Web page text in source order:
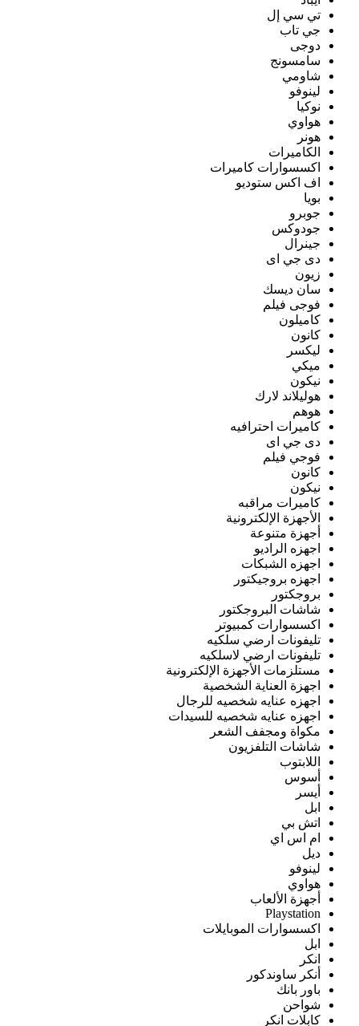
تي سي إل
جي تاب
دوجى
سامسونج
شاومي
لينوفو
نوكيا
هواوي
هونر
الكاميرات
اكسسوارات كاميرات
اف اكس ستوديو
بويا
جوبرو
جودوكس
جينرال
دى جي اى
زيون
سان ديسك
فوجى فيلم
كاميلون
كانون
ليكسر
ميكي
نيكون
هوليلاند لارك
هوهم
كاميرات احترافيه
دى جي اى
فوجي فيلم
كانون
نيكون
كاميرات مراقبه
الأجهزة الإلكترونية
أجهزة متنوعة
اجهزه الراديو
اجهزه الشبكات
اجهزه بروجيكتور
بروجكتور
شاشات البروجكتور
اكسسوارات كمبيوتر
تليفونات ارضي سلكيه
تليفونات ارضي لاسلكيه
مستلزمات الأجهزة الإلكترونية
اجهزة العناية الشخصية
اجهزه عنايه شخصيه للرجال
اجهزه عنايه شخصيه للسيدات
مكواة ومجفف الشعر
شاشات التلفزيون
اللابتوب
أسوس
أيسر
ابل
اتش بي
ام اس اي
ديل
لينوفو
هواوي
أجهزة الألعاب
Playstation
اكسسوارات الموبايلات
ابل
انكر
أنكر ساوندكور
باور بانك
شواحن
كابلات انكر